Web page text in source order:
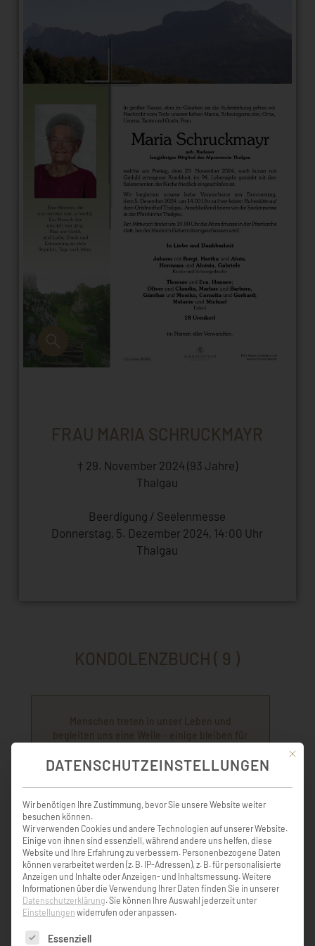
FRAU MARIA SCHRUCKMAYR
† 29. November 2024 (93 Jahre)
Thalgau
Beerdigung / Seelenmesse
Donnerstag, 5. Dezember 2024, 14:00 Uhr
Thalgau
KONDOLENZBUCH ( 9 )
Menschen treten in unser Leben und
begleiten uns eine Weile - einige bleiben für
unseren Herzen! Liebe Maridl, du wirst uns
Deine Spuren in unseren Herzen bleiben
jedenfalls unvergänglich. Liebe
Trauerfamilie, wir übermitteln euch unsere
herzliche Anteilnahme und wünschen euch
viel Kraft für die Zeit des Abschiednehmens.
In stillem Gedenken,
Hans & Helga Schruckmayr mit Familie
Mit
DATENSCHUTZEINSTELLUNGEN
Wir benötigen Ihre Zustimmung, bevor Sie unsere Website weiter
besuchen können.
Wir verwenden Cookies und andere Technologien auf unserer Website.
Einige von ihnen sind essenziell, während andere uns helfen, diese
Website und Ihre Erfahrung zu verbessern. Personenbezogene Daten
können verarbeitet werden (z. B. IP-Adressen), z. B. für personalisierte
Anzeigen und Inhalte oder Anzeigen- und Inhaltsmessung.Weitere
Informationen über die Verwendung Ihrer Daten finden Sie in unserer
Datenschutzerklärung.Sie können Ihre Auswahl jederzeit unter
Einstellungen widerrufen oder anpassen.
Es folgt eine Liste der Service-Gruppen, für die eine
Essenziell